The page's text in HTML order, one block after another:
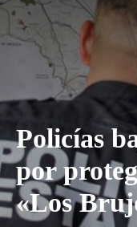
Policías
por
«Los